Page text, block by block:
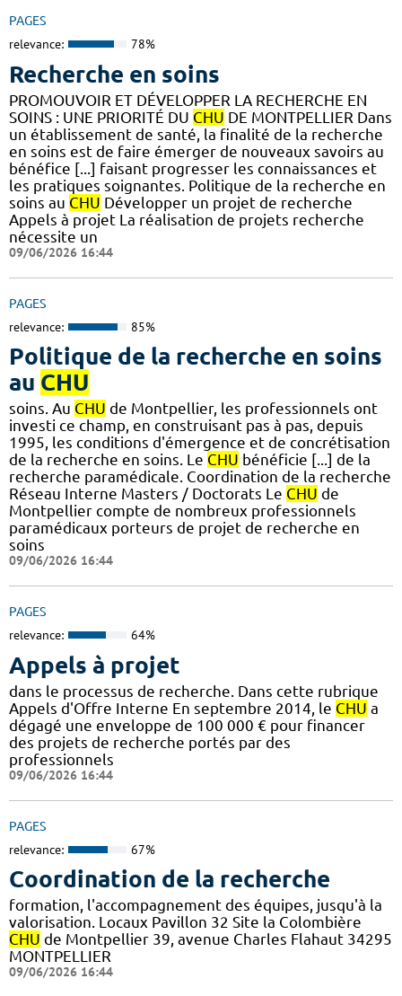
PAGES
relevance: 78%
Recherche en soins
PROMOUVOIR ET DÉVELOPPER LA RECHERCHE EN
SOINS : UNE PRIORITÉ DU CHU DE MONTPELLIER Dans
un établissement de santé, la finalité de la recherche
en soins est de faire émerger de nouveaux savoirs au
bénéfice [...] faisant progresser les connaissances et
les pratiques soignantes. Politique de la recherche en
soins au CHU Développer un projet de recherche
Appels à projet La réalisation de projets recherche
nécessite un
09/06/2026 16:44
PAGES
relevance: 85%
Politique de la recherche en soins
au CHU
soins. Au CHU de Montpellier, les professionnels ont
investi ce champ, en construisant pas à pas, depuis
1995, les conditions d'émergence et de concrétisation
de la recherche en soins. Le CHU bénéficie [...] de la
recherche paramédicale. Coordination de la recherche
Réseau Interne Masters / Doctorats Le CHU de
Montpellier compte de nombreux professionnels
paramédicaux porteurs de projet de recherche en
soins
09/06/2026 16:44
PAGES
relevance: 64%
Appels à projet
dans le processus de recherche. Dans cette rubrique
Appels d'Offre Interne En septembre 2014, le CHU a
dégagé une enveloppe de 100 000 € pour financer
des projets de recherche portés par des
professionnels
09/06/2026 16:44
PAGES
relevance: 67%
Coordination de la recherche
formation, l'accompagnement des équipes, jusqu'à la
valorisation. Locaux Pavillon 32 Site la Colombière
CHU de Montpellier 39, avenue Charles Flahaut 34295
MONTPELLIER
09/06/2026 16:44